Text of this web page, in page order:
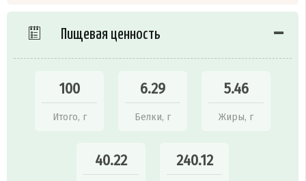
Пищевая ценность
100
Итого, г
6.29
Белки, г
5.46
Жиры, г
40.22 240.12